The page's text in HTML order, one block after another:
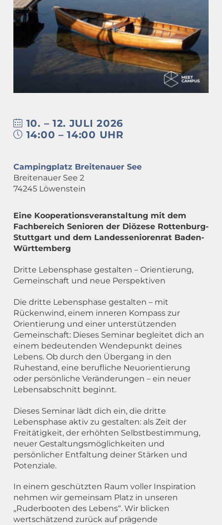
Newsletter Archiv
Leitbild
Spiritualität – eine Definition
Caritas in Kirchengemeinden
MEET CAMPER (mobiler Infostand)
10. – 12. JULI 2026
14:00 – 14:00 UHR
Campingplatz Breitenauer See
Breitenauer See 2
74245 Löwenstein
Eine Kooperationsveranstaltung mit dem
Fachbereich Senioren der Diözese Rottenburg-
Stuttgart und dem Landesseniorenrat Baden-
Württemberg
Dritte Lebensphase gestalten – Orientierung,
Gemeinschaft und neue Perspektiven
Die dritte Lebensphase gestalten – mit
Rückenwind, einem inneren Kompass zur
Orientierung und einer unterstützenden
Gemeinschaft: Dieses Seminar begleitet dich an
einem bedeutenden Wendepunkt deines
Lebens. Ob durch den Übergang in den
Ruhestand, eine berufliche Neuorientierung
oder persönliche Veränderungen – ein neuer
Lebensabschnitt beginnt.
Dieses Seminar lädt dich ein, die dritte
Lebensphase aktiv zu gestalten: als Zeit der
Freitätigkeit, der erhöhten Selbstbestimmung,
neuer Gestaltungsmöglichkeiten und
persönlicher Entfaltung deiner Stärken und
Potenziale.
In einem geschützten Raum voller Inspiration
nehmen wir gemeinsam Platz in unseren
„Ruderbooten des Lebens“. Wir blicken
wertschätzend zurück auf prägende